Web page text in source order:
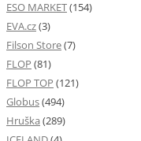
ESO MARKET(154)
EVA.cz(3)
Filson Store(7)
FLOP (81)
FLOP TOP (121)
Globus(494)
Hruška (289)